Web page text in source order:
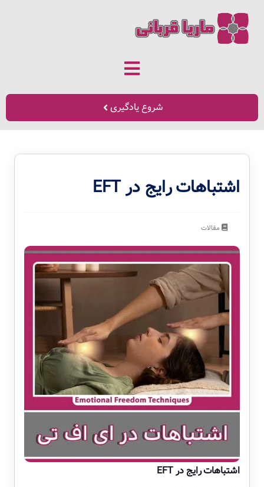
شروع یادگیری
اشتباهات رایج در EFT
مقالات
اشتباهات رایج در EFT